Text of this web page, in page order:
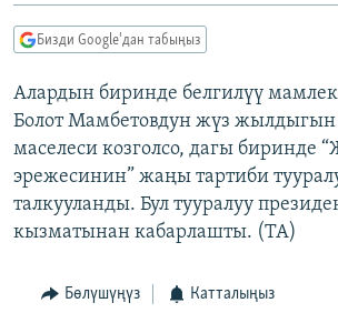
ДАНИСТЕ
АЗАТТЫК+
ЫҢГАЙСЫЗ СУРООЛОР
ЭЕ/АРнун бардык сайттары
Бизди Google'дан табыңыз
Алардын биринде белгилүү
Болот Мамбетовдун жүз жылдыгын
маселеси козголсо, дагы биринде
эрежесинин” жаңы тартиби
талкууланды. Бул тууралуу
кызматынан кабарлашты. (TA)
Бөлүшүңүз Катталыңыз